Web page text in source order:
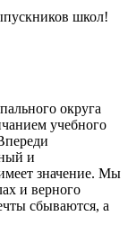
округа
учебного
и
значение. Мы
и верного
сбываются, а